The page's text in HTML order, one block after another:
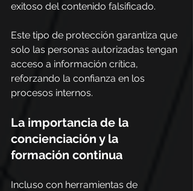
exitoso del contenido falsificado.
Este tipo de protección garantiza que
solo las personas autorizadas tengan
acceso a información crítica,
reforzando la confianza en los
procesos internos.
La importancia de la
concienciación y la
formación continua
Incluso con herramientas de